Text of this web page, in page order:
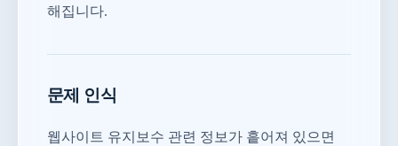
해집니다.
문제 인식
웹사이트 유지보수 관련 정보가 흩어져 있으면